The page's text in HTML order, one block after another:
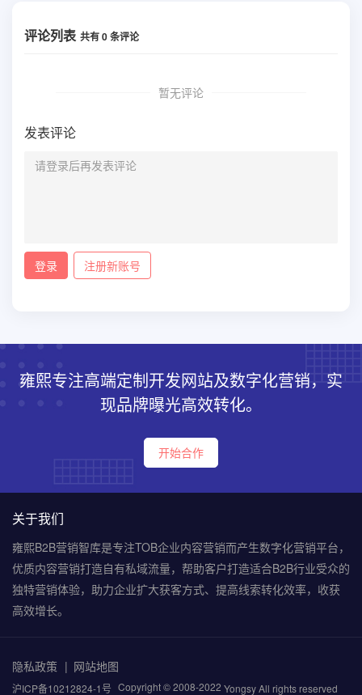
评论列表 共有0条评论
暂无评论
发表评论
登录 注册新账号
雍熙专注高端定制开发网站及数字化营销，实
现品牌曝光高效转化。
开始合作
关于我们
雍熙B2B营销智库是专注TOB企业内容营销而产生数字化营销平台，
优质内容营销打造自有私域流量，帮助客户打造适合B2B行业受众的
独特营销体验，助力企业扩大获客方式、提高线索转化效率，收获
高效增长。
沪ICP备10212824-1号 Copyright © 2008-2022 Yongsy All rights reserved
隐私政策 网站地图